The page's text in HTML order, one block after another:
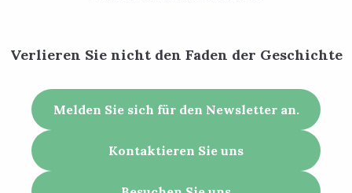
Verlieren Sie nicht den Faden der Geschichte
Melden Sie sich für den Newsletter an.
Kontaktieren Sie uns